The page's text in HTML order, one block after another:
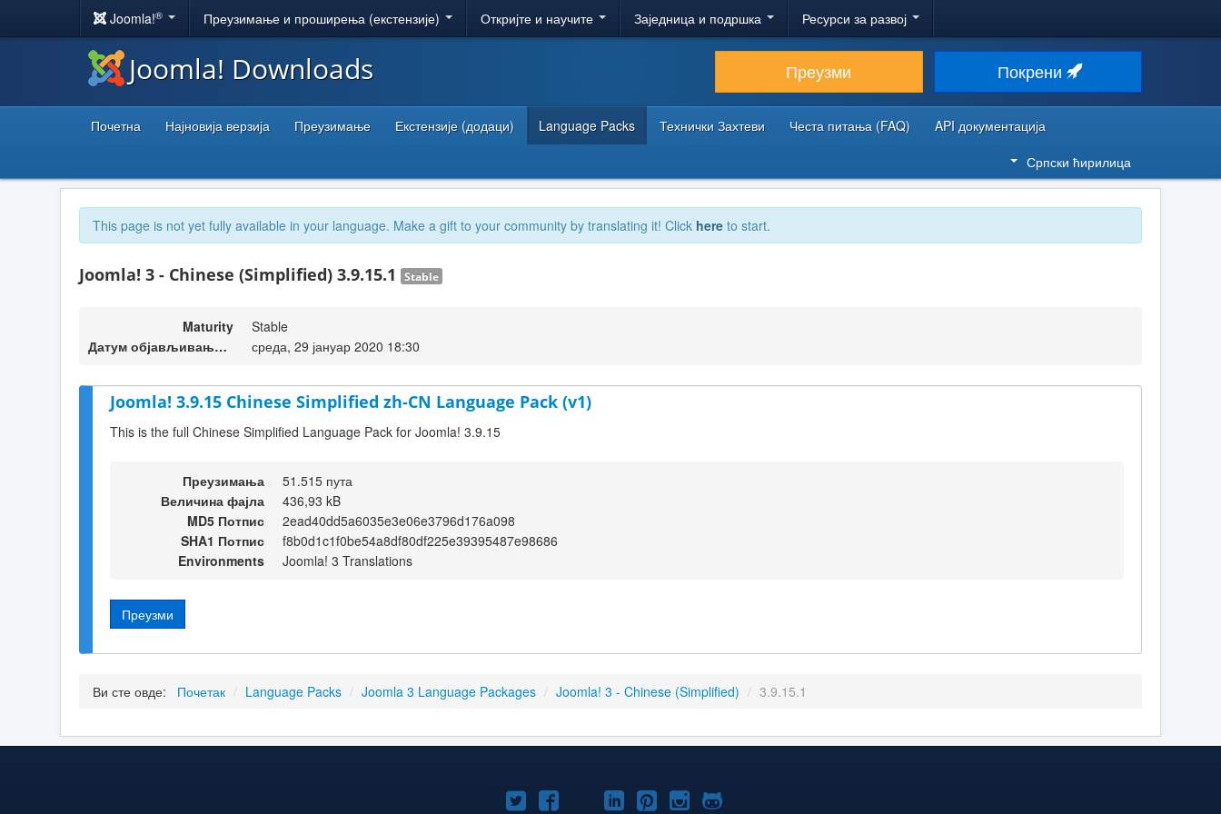
Joomla!® Преузимање и проширења (екстензије) Откријте и научите Заједница и подршка Ресурси за развој
Joomla! Downloads Преузми Покрени
Почетна Најновија верзија Преузимање Екстензије (додаци) Language Packs Технички Захтеви Честа питања (FAQ)
API документација
Српски ћирилица
This page is not yet fully available in your language. Make a gift to your community by translating it! Click here to start.
Joomla! 3 - Chinese (Simplified) 3.9.15.1 Stable
Maturity
Stable
Датум објављивања верзије
среда, 29 јануар 2020 18:30
Joomla! 3.9.15 Chinese Simplified zh-CN Language Pack (v1)
This is the full Chinese Simplified Language Pack for Joomla! 3.9.15
Преузимања
51.515 пута
Величина фајла
436,93 kB
MD5 Потпис
2ead40dd5a6035e3e06e3796d176a098
SHA1 Потпис
f8b0d1c1f0be54a8df80df225e39395487e98686
Environments
Joomla! 3 Translations
Преузми
Ви сте овде: Почетак / Language Packs / Joomla 3 Language Packages / Joomla! 3 - Chinese (Simplified) / 3.9.15.1
Joomla!Joomla!Joomla!
Joomla!Joomla!
Joomla!Joomla!